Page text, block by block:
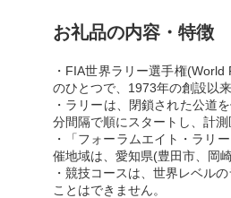
お礼品の内容・特徴
・FIA世界ラリー選手権
のひとつで、1973年の創設以
・ラリーは、閉鎖された公道
分間隔で順にスタートし、計
・「フォーラムエイト・ラリ
催地域は、愛知県(豊田市、岡
・競技コースは、世界レベル
ことはできません。